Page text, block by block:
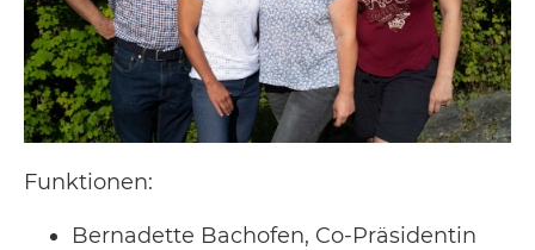
Funktionen:
Bernadette Bachofen, Co-Präsidentin